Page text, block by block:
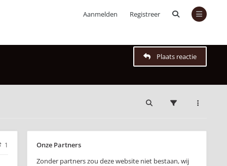
Aanmelden Registreer
Plaats reactie
1
Onze Partners
Zonder partners zou deze website niet bestaan, wij